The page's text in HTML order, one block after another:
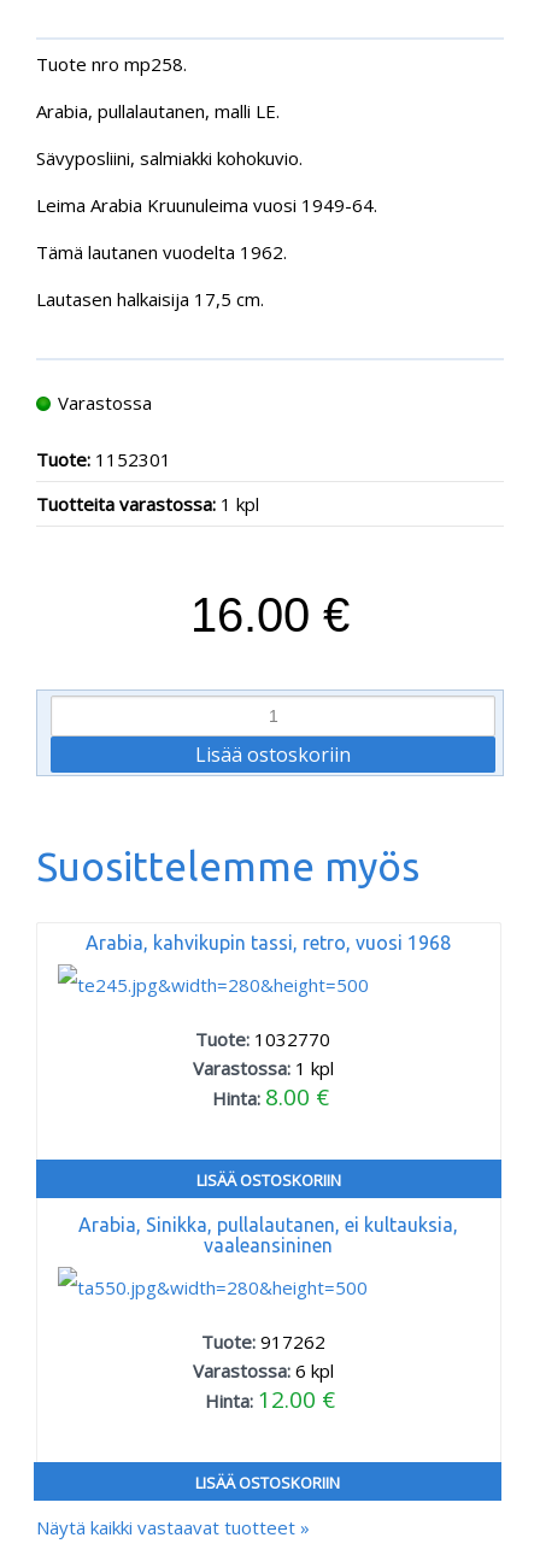
Tuote nro mp258.
Arabia, pullalautanen, malli LE.
Sävyposliini, salmiakki kohokuvio.
Leima Arabia Kruunuleima vuosi 1949-64.
Tämä lautanen vuodelta 1962.
Lautasen halkaisija 17,5 cm.
Varastossa
Tuote: 1152301
Tuotteita varastossa: 1 kpl
16.00 €
Suosittelemme myös
Arabia, kahvikupin tassi, retro, vuosi 1968
Tuote: 1032770
Varastossa: 1 kpl
Hinta: 8.00 €
LISÄÄ OSTOSKORIIN
Arabia, Sinikka, pullalautanen, ei kultauksia,
vaaleansininen
Tuote: 917262
Varastossa: 6 kpl
Hinta: 12.00 €
LISÄÄ OSTOSKORIIN
Näytä kaikki vastaavat tuotteet »